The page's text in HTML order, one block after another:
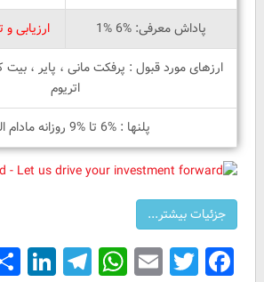
پاداش معرفی: %6 %1
ارزیابی
ارزهای مورد قبول : پرفکت مانی ، پایر ،
اتریوم
پلنها : %6 تا %9 روزانه مادام العمر
Facebook
Twitter
Email